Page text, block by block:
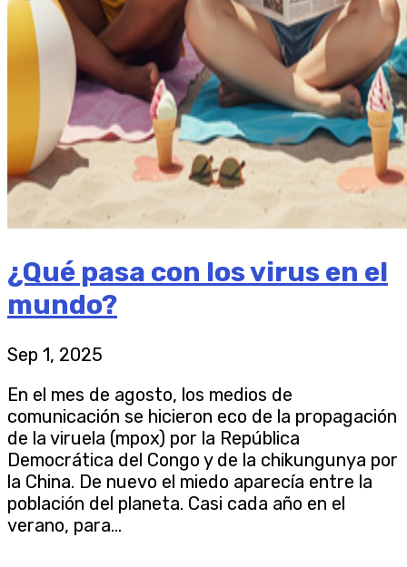
¿Qué pasa con los virus en el
mundo?
Sep 1, 2025
En el mes de agosto, los medios de
comunicación se hicieron eco de la propagación
de la viruela (mpox) por la República
Democrática del Congo y de la chikungunya por
la China. De nuevo el miedo aparecía entre la
población del planeta. Casi cada año en el
verano, para...